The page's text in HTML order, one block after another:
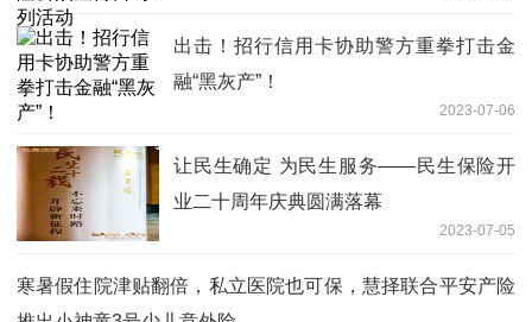
出击！招行信用卡协助警方重拳打击金
融“黑灰产”！
2023-07-06
让民生确定 为民生服务——民生保险开
业二十周年庆典圆满落幕
2023-07-05
寒暑假住院津贴翻倍，私立医院也可保，慧择联合平安产险